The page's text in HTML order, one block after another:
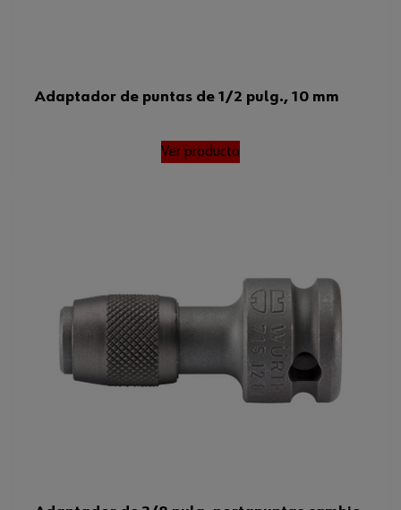
Adaptador de puntas de 1/2 pulg., 10 mm
Ver producto